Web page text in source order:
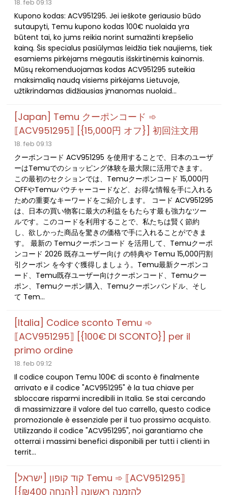
18. feb 09:13
Kupono kodas: ACV951295. Jei ieškote geriausio būdo
sutaupyti, Temu kupono kodas 100€ nuolaida yra
būtent tai, ko jums reikia norint sumažinti krepšelio
kainą. Šis specialus pasiūlymas leidžia tiek naujiems, tiek
esamiems pirkėjams mėgautis išskirtinėmis kainomis.
Mūsų rekomenduojamas kodas ACV951295 suteikia
maksimalią naudą visiems pirkėjams Lietuvoje,
užtikrindamas didžiausias įmanomas nuolaid...
[Japan] Temu クーポンコード ➾
⟦ACV951295⟧ [{15,000円 オフ}] 初回注文用
18. feb 09:13
クーポンコード ACV951295 を使用することで、日本のユーザ
ーはTemuでのショッピング体験を最大限に活用できます。
この最初のセクションでは、Temuクーポンコード 15,000円
OFFやTemuバウチャーコードなど、お得な情報を手に入れる
ための重要なキーワードをご紹介します。 コード ACV951295
は、日本の買い物客に最大の利益をもたらす最も強力なツー
ルです。このコードを利用することで、私たちは賢く節約
し、欲しかった商品を驚きの価格で手に入れることができま
す。 最新の Temuクーポンコード を活用して、Temuクーポ
ンコード 2026 既存ユーザー向け の特典や Temu 15,000円割
引クーポン を今すぐ獲得しましょう。Temu最新クーポンコ
ード、Temu既存ユーザー向けクーポンコード、Temuクー
ポン、Temuクーポン購入、Temuクーポンバンドル、そし
て Tem...
[Italia] Codice sconto Temu ➾
⟦ACV951295⟧ [{100€ DI SCONTO}] per il
primo ordine
18. feb 09:12
Il codice coupon Temu 100€ di sconto è finalmente
arrivato e il codice "ACV951295" è la tua chiave per
sbloccare risparmi incredibili in Italia. Se stai cercando
di massimizzare il valore del tuo carrello, questo codice
promozionale è essenziale per il tuo prossimo acquisto.
Utilizzando il codice "ACV951295", noi garantiamo che
otterrai i massimi benefici disponibili per tutti i clienti in
territ...
[ישראל] קוד קופון Temu ➾ ⟦ACV951295⟧
[{‎₪400 הנחה}] להזמנה ראשונה